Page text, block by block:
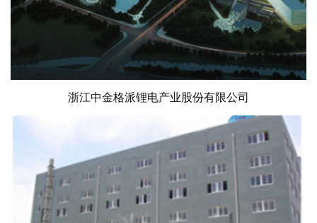
浙江中金格派锂电产业股份有限公司